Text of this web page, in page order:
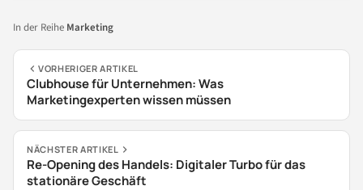
In der Reihe Marketing
VORHERIGER ARTIKEL
Clubhouse für Unternehmen: Was
Marketingexperten wissen müssen
NÄCHSTER ARTIKEL
Re-Opening des Handels: Digitaler Turbo für das
stationäre Geschäft